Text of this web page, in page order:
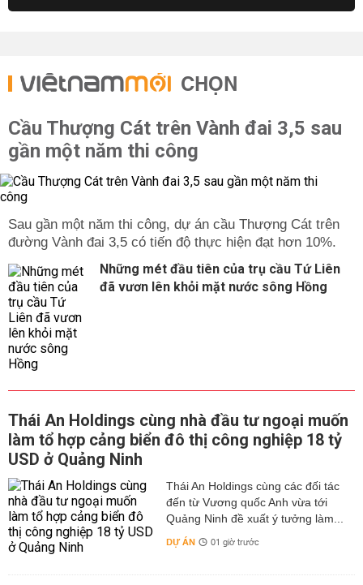
CHỌN
Cầu Thượng Cát trên Vành đai 3,5 sau
gần một năm thi công
Sau gần một năm thi công, dự án cầu Thượng Cát trên
đường Vành đai 3,5 có tiến độ thực hiện đạt hơn 10%.
Những mét đầu tiên của trụ cầu Tứ Liên
đã vươn lên khỏi mặt nước sông Hồng
Thái An Holdings cùng nhà đầu tư ngoại muốn
làm tổ hợp cảng biển đô thị công nghiệp 18 tỷ
USD ở Quảng Ninh
Thái An Holdings cùng các đối tác
đến từ Vương quốc Anh vừa tới
Quảng Ninh đề xuất ý tưởng làm...
DỰ ÁN 01 giờ trước